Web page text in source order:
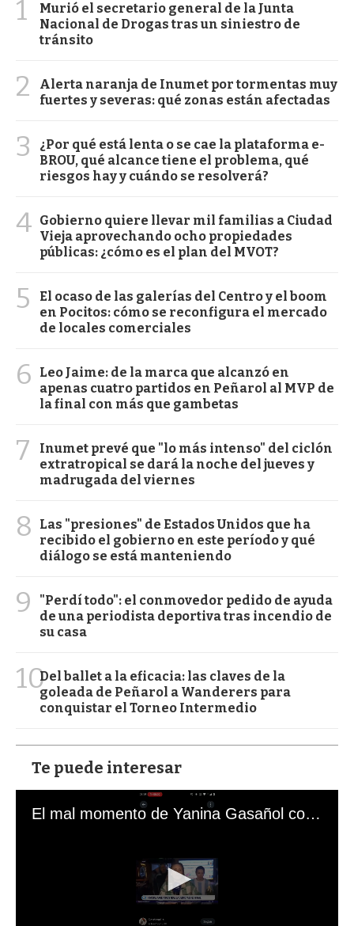
1
Murió el secretario general de la Junta
Nacional de Drogas tras un siniestro de
tránsito
2
Alerta naranja de Inumet por tormentas muy
fuertes y severas: qué zonas están afectadas
3
¿Por qué está lenta o se cae la plataforma e-
BROU, qué alcance tiene el problema, qué
riesgos hay y cuándo se resolverá?
4 Gobierno quiere llevar mil familias a Ciudad
Vieja aprovechando ocho propiedades
públicas: ¿cómo es el plan del MVOT?
5
El ocaso de las galerías del Centro y el boom
en Pocitos: cómo se reconfigura el mercado
de locales comerciales
6
Leo Jaime: de la marca que alcanzó en
apenas cuatro partidos en Peñarol al MVP de
la final con más que gambetas
7
Inumet prevé que "lo más intenso" del ciclón
extratropical se dará la noche del jueves y
madrugada del viernes
8
Las "presiones" de Estados Unidos que ha
recibido el gobierno en este período y qué
diálogo se está manteniendo
9
"Perdí todo": el conmovedor pedido de ayuda
de una periodista deportiva tras incendio de
su casa
10Del ballet a la eficacia: las claves de la
goleada de Peñarol a Wanderers para
conquistar el Torneo Intermedio
Te puede interesar
El mal momento de Yanina Gasañol con un hincha argentino en "Subrayado"